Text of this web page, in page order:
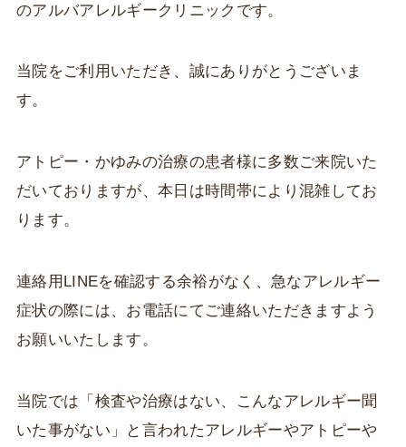
のアルバアレルギークリニックです。
当院をご利用いただき、誠にありがとうございま
す。
アトピー・かゆみの治療の患者様に多数ご来院いた
だいておりますが、本日は時間帯により混雑してお
ります。
連絡用LINEを確認する余裕がなく、急なアレルギー
症状の際には、お電話にてご連絡いただきますよう
お願いいたします。
当院では「検査や治療はない、こんなアレルギー聞
いた事がない」と言われたアレルギーやアトピーや